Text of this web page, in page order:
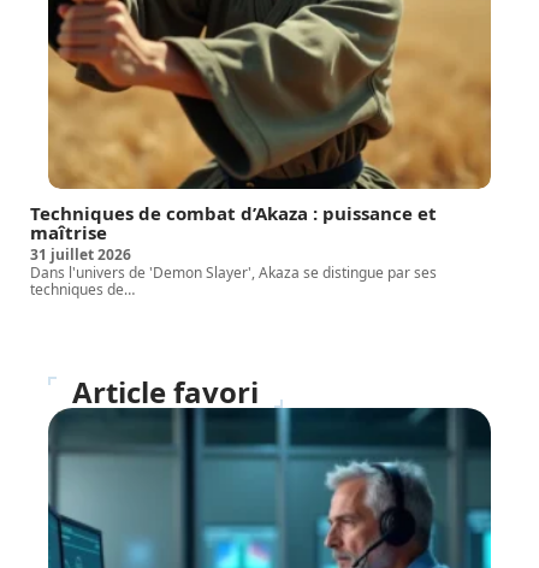
Techniques de combat d’Akaza : puissance et
maîtrise
31 juillet 2026
Dans l'univers de 'Demon Slayer', Akaza se distingue par ses
techniques de…
Article favori